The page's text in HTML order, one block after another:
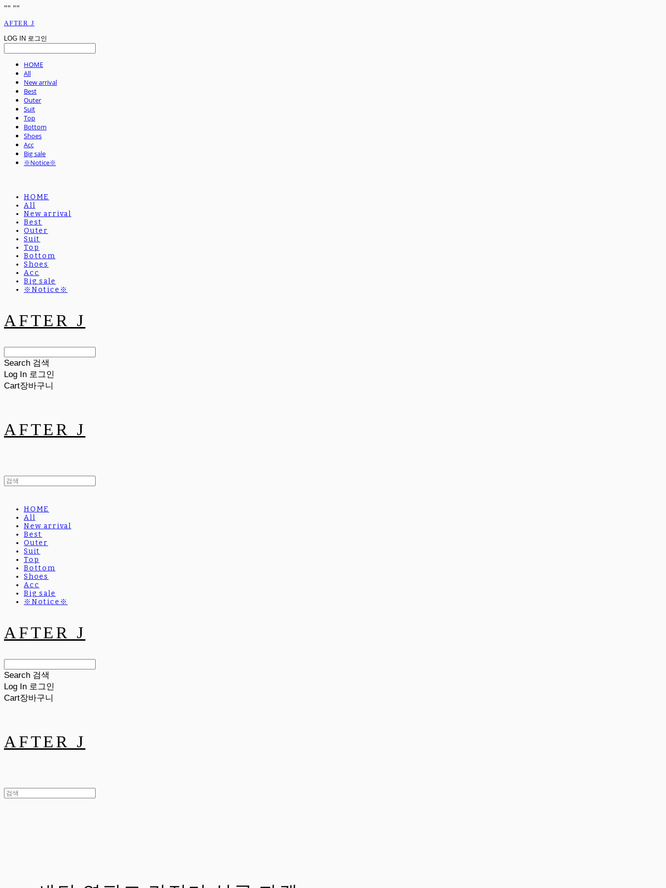
"" ""
AFTER J
LOG IN 로그인
HOME
All
New arrival
Best
Outer
Suit
Top
Bottom
Shoes
Acc
Big sale
※Notice※
HOME
All
New arrival
Best
Outer
Suit
Top
Bottom
Shoes
Acc
Big sale
※Notice※
AFTER J
Search 검색
Log In 로그인
Cart장바구니
AFTER J
HOME
All
New arrival
Best
Outer
Suit
Top
Bottom
Shoes
Acc
Big sale
※Notice※
AFTER J
Search 검색
Log In 로그인
Cart장바구니
AFTER J